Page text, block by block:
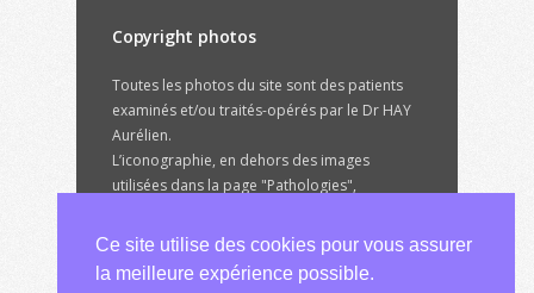
Copyright photos
Toutes les photos du site sont des patients
examinés et/ou traités-opérés par le Dr HAY
Aurélien.
L’iconographie, en dehors des images
utilisées dans la page "Pathologies",
© Copyright 2015 - Tous droits réservés
Ce site utilise des cookies pour vous assurer
la meilleure expérience possible.